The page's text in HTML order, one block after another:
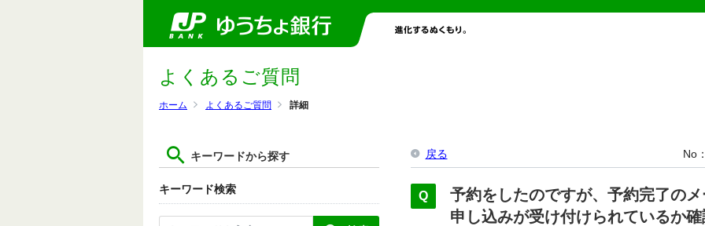
ホーム よくあるご質問 詳細
よくあるご質問
キーワードから探す
キーワード検索
戻る No
予約をしたのですが、予約完了の
申し込みが受け付けられているか